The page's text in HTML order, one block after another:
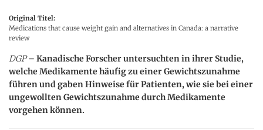
Original Titel:
Medications that cause weight gain and alternatives in Canada: a narrative
review
DGP– Kanadische Forscher untersuchten in ihrer Studie,
welche Medikamente häufig zu einer Gewichtszunahme
führen und gaben Hinweise für Patienten, wie sie bei einer
ungewollten Gewichtszunahme durch Medikamente
vorgehen können.